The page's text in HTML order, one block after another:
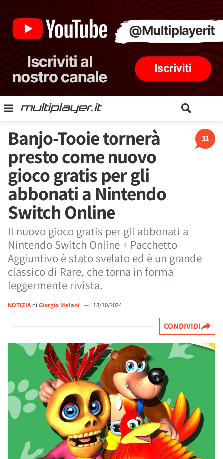
31
Banjo-Tooie tornerà
presto come nuovo
gioco gratis per gli
abbonati a Nintendo
Switch Online
Il nuovo gioco gratis per gli abbonati a
Nintendo Switch Online + Pacchetto
Aggiuntivo è stato svelato ed è un grande
classico di Rare, che torna in forma
leggermente rivista.
NOTIZIAdi Giorgio Melani — 18/10/2024
CONDIVIDI